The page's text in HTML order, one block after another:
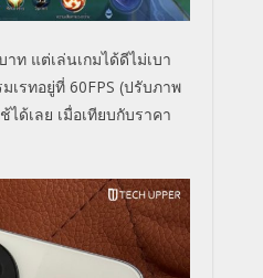
าท แต่เล่นเกมได้ดีไม่เบา
มเรทอยู่ที่ 60FPS (ปรับภาพ
ด้เลย เมื่อเทียบกับราคา